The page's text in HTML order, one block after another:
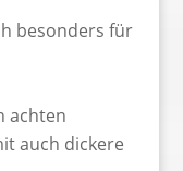
besonders für
achten
auch dickere